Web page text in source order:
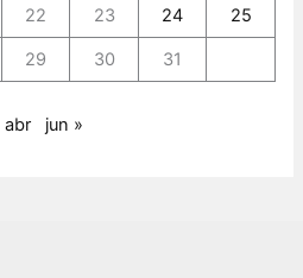
22 23 24 25
29 30 31
abr jun »